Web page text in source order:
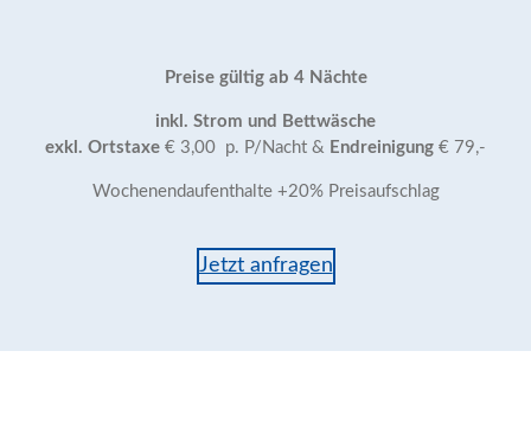
Preise gültig ab 4 Nächte
inkl. Strom und Bettwäsche
exkl. Ortstaxe € 3,00 p. P/Nacht & Endreinigung € 79,-
Wochenendaufenthalte +20% Preisaufschlag
Jetzt anfragen